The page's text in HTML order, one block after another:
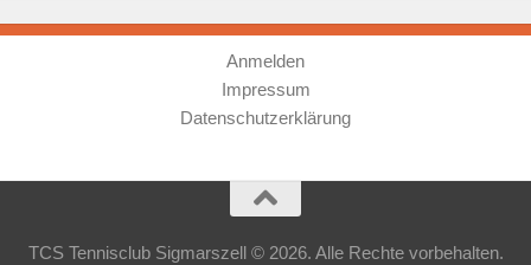
Anmelden
Impressum
Datenschutzerklärung
TCS Tennisclub Sigmarszell © 2026. Alle Rechte vorbehalten.